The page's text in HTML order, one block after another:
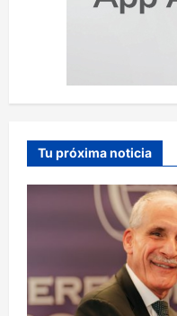
Tu próxima noticia